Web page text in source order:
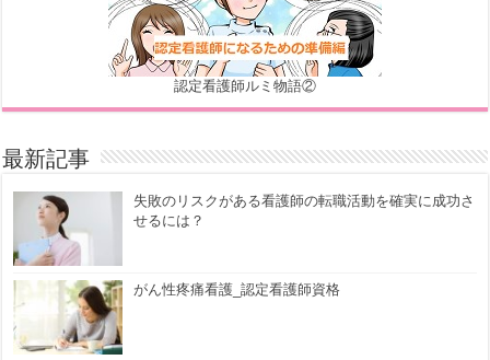
認定看護師ルミ物語②
最新記事
失敗のリスクがある看護師の転職活動を確実に成功さ
せるには？
がん性疼痛看護_認定看護師資格